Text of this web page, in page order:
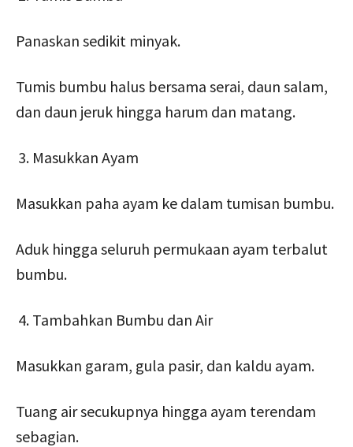
Panaskan sedikit minyak.
Tumis bumbu halus bersama serai, daun salam,
dan daun jeruk hingga harum dan matang.
Masukkan Ayam
Masukkan paha ayam ke dalam tumisan bumbu.
Aduk hingga seluruh permukaan ayam terbalut
bumbu.
Tambahkan Bumbu dan Air
Masukkan garam, gula pasir, dan kaldu ayam.
Tuang air secukupnya hingga ayam terendam
sebagian.